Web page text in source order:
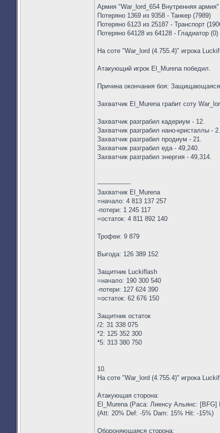
Армия "War_lord_654 Внутренняя
Потеряно 1369 из 9358 - Танкер (7989)
Потеряно 6123 из 25187 - Транспорт
Потеряно 64128 из 64128 - Гладиатор (0)
На соте "War_lord (4.755.4)" игрока
Атакующий игрок El_Murena победил.
Причина окончания боя:
Захватчик El_Murena грабит соту
Захватчик разграбил кадериум - 12.
Захватчик разграбил нано-кристаллы - 2.
Захватчик разграбил продиум - 21.
Захватчик разграбил еда - 49,240.
Захватчик разграбил энергия - 49,314.
-----------------
Захватчик El_Murena
=начало: 4 813 137 257
-потери: 1 245 117
=остаток: 4 811 892 140
Трофеи: 9 879
Выгода: 126 389 152
Защитник Luckiflash
=начало: 190 300 540
-потери: 127 624 390
=остаток: 62 676 150
Защитник остаток
/2: 31 338 075
*2: 125 352 300
*5: 313 380 750
10.
На соте "War_lord (4.755.4)" игрока
Атакующая сторона:
El_Murena (Раса: Лиенсу Альянс: [BFG]
(Att: 20% Def: -5% Dam: 15% Hit: -15%)
Обороняющаяся сторона: